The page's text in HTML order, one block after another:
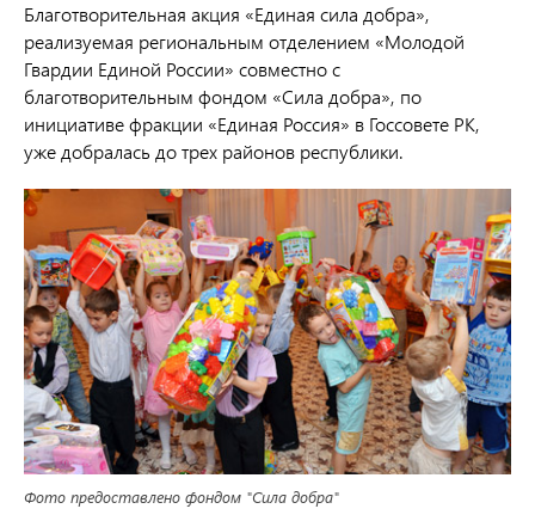
Благотворительная акция «Единая сила добра»,
реализуемая региональным отделением «Молодой
Гвардии Единой России» совместно с
благотворительным фондом «Сила добра», по
инициативе фракции «Единая Россия» в Госсовете РК,
уже добралась до трех районов республики.
Фото предоставлено фондом "Сила добра"